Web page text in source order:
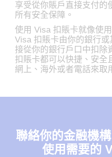
享受從你賬戶直接支付的
所有安全保障。
使用 Visa 扣賬卡就像使
Visa 扣賬卡由你的銀行
接從你的銀行戶口中扣除
扣賬卡都可以快捷、安全
網上、海外或者電話來取
聯絡你的金融機
使用需要的